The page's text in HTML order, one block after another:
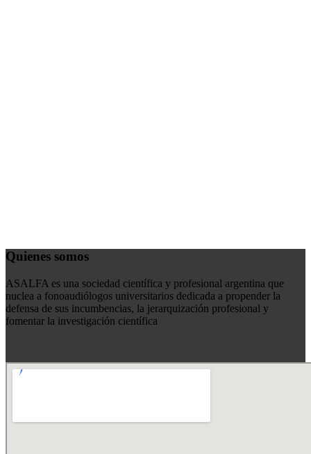
Quienes somos
ASALFA es una sociedad científica y profesional argentina que
nuclea a fonoaudiólogos universitarios dedicada a propender la
defensa de sus incumbencias, la jerarquización profesional y
fomentar la investigación científica